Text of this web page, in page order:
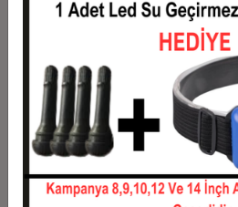
3
1.408,83 TL
1.076,37 TL
5
876,90 TL
6
743,92 TL
7
648,93 TL
8
9
522,28 TL